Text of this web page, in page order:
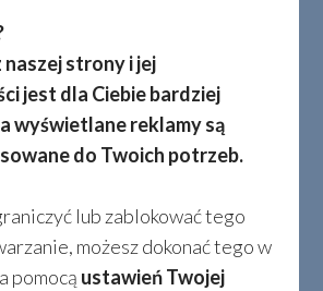
strony i jej
jest dla Ciebie bardziej
wyświetlane reklamy są
do Twoich potrzeb.
lub zablokować tego
możesz dokonać tego w
pomocą ustawień Twojej
Określają one
działania i praktyczne
na celu zabezpieczenie
podatkowej Effect
i/lub procesami
innymi: